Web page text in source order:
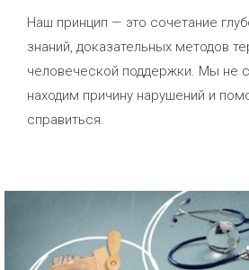
Наш принцип — это сочетание
знаний, доказательных методов
человеческой поддержки. Мы не
находим причину нарушений и
справиться.